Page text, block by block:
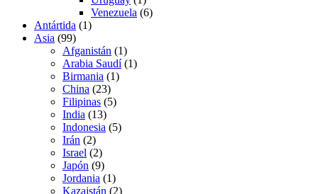
Venezuela (6)
Antártida (1)
Asia (99)
Afganistán (1)
Arabia Saudí(1)
Birmania (1)
China (23)
Filipinas (5)
India (13)
Indonesia (5)
Irán (2)
Israel (2)
Japón (9)
Jordania (1)
Kazajstán (2)